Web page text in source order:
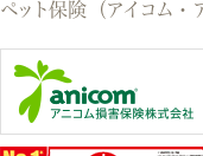
ペット保険（アイコム・